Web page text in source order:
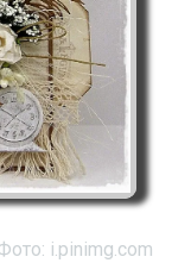
i.pinimg.com